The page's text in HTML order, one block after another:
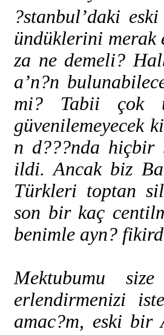
?stanbul’daki
ündüklerini merak
za ne demeli?
a’n?n
mi? Tabii çok
güvenilemeyecek
n d???nda hiçbir
ildi. Ancak biz
Türkleri toptan
son bir kaç
benimle ayn?
Mektubumu
erlendirmenizi
amac?m, eski bir